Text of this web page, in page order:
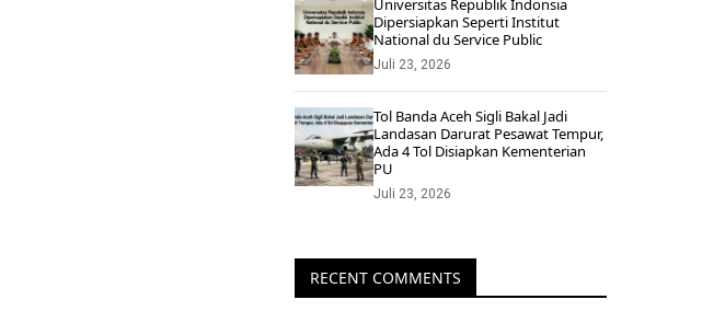
Universitas Republik Indonsia
Dipersiapkan Seperti Institut
National du Service Public
Juli 23, 2026
Tol Banda Aceh Sigli Bakal Jadi
Landasan Darurat Pesawat Tempur,
Ada 4 Tol Disiapkan Kementerian
PU
Juli 23, 2026
RECENT COMMENTS